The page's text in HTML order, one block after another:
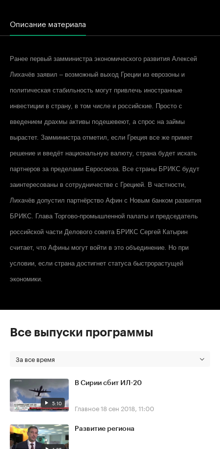
Описание материала
Ранее первый замминистра экономического развития Алексей
Лихачёв заявил – возможный выход Греции из еврозоны и
политическая стабильность могут привлечь иностранные
инвестиции в страну, в том числе и российские. Просто с
введением драхмы активы подешевеют, а спрос на займы
вырастет. Замминистра отметил, если Греция все же примет
решение и введёт национальную валюту, страна будет искать
партнеров за пределами Евросоюза. Все страны БРИКС будут
заинтересованы в сотрудничестве с Грецией. В частности,
Лихачёв допустил партнёрство Афин с Новым банком развития
БРИКС. Глава Торгово-промышленной палаты и председатель
российской части Делового совета БРИКС Сергей Катырин
считает, что Афины могут войти в это объединение. Но при
условии, если страна достигнет статуса быстрорастущей
экономики.
Все выпуски программы
За все время
5:10
В Сирии сбит ИЛ-20
Главное18 сен 2018, 11:00
Развитие региона